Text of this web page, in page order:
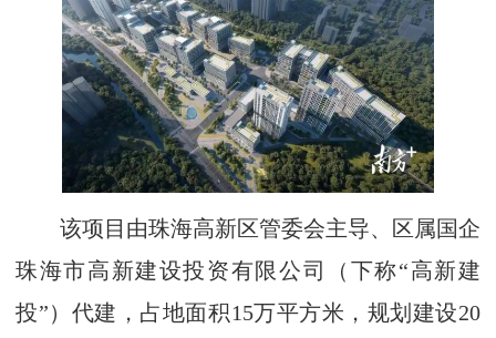
该项目由珠海高新区管委会主导、区属国企
珠海市高新建设投资有限公司（下称“高新建
投”）代建，占地面积15万平方米，规划建设20